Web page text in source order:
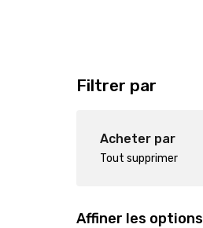
Filtrer par
Acheter par
Tout supprimer
Affiner les options